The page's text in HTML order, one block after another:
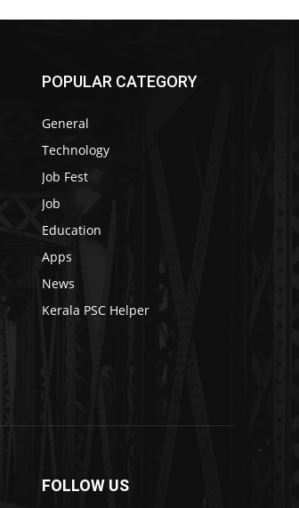
POPULAR CATEGORY
General
Technology
Job Fest
Job
Education
Apps
News
Kerala PSC Helper
FOLLOW US